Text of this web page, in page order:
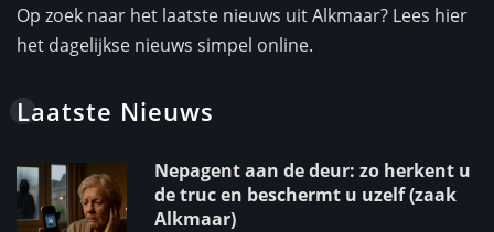
Op zoek naar het laatste nieuws uit Alkmaar? Lees hier
het dagelijkse nieuws simpel online.
Laatste Nieuws
Nepagent aan de deur: zo herkent u
de truc en beschermt u uzelf (zaak
Alkmaar)